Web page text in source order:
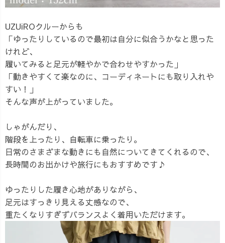
UZUiROクルーからも
「ゆったりしているので最初は自分に似合うかなと思った
けれど、
履いてみると足元が軽やかで合わせやすかった」
「動きやすくて楽なのに、コーディネートにも取り入れや
すい！」
そんな声が上がっていました。
しゃがんだり、
階段を上ったり、自転車に乗ったり。
日常のさまざまな動きにも自然についてきてくれるので、
長時間のお出かけや旅行にもおすすめです♪
ゆったりした履き心地がありながら、
足元はすっきり見える丈感なので、
重たくなりすぎずバランスよく着用いただけます。